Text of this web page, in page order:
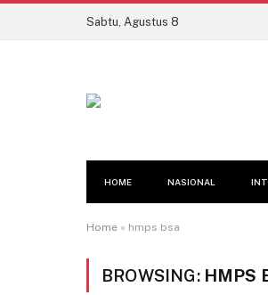
Sabtu, Agustus 8
HOME NASIONAL
Home » hmps bsa
BROWSING: HMPS